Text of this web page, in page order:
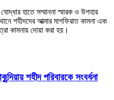
হাতে সম্মাননা স্মারক ও উপহার
শহীদদের আত্মার মাগফিরাত কামনা এবং
কামনায় দোয়া করা হয়।
শহীদ পরিবারকে সংবর্ধনা